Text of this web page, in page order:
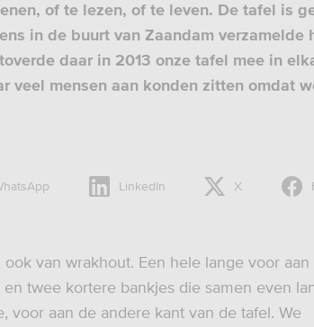
of te lezen, of te leven. De tafel is
in de buurt van Zaandam verzamelde
daar in 2013 onze tafel mee in
veel mensen aan konden zitten omdat
LinkedIn X
van wrakhout. Een hele lange voor
twee kortere bankjes die samen even
voor aan de andere kant van de tafel. We